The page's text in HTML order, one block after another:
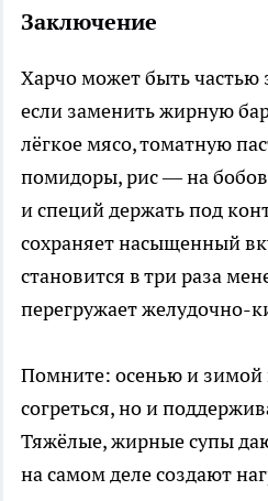
Заключение
Харчо может быть частью
если заменить жирную
лёгкое мясо, томатную
помидоры, рис — на
и специй держать под
сохраняет насыщенный
становится в три раза
перегружает желудочно-
Помните: осенью и зимой
согреться, но и
Тяжёлые, жирные супы
на самом деле создают